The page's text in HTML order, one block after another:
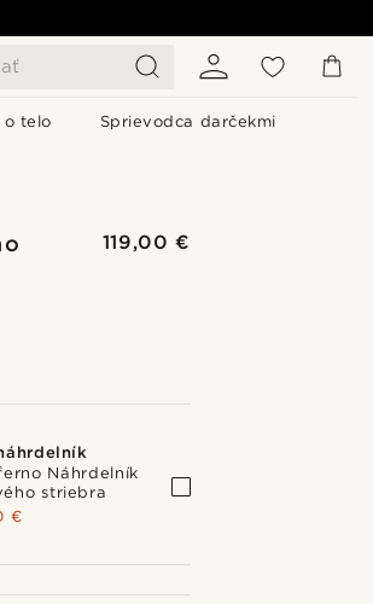
o telo Sprievodca darčekmi
119,00 €
Náhrdelník
striebra
€